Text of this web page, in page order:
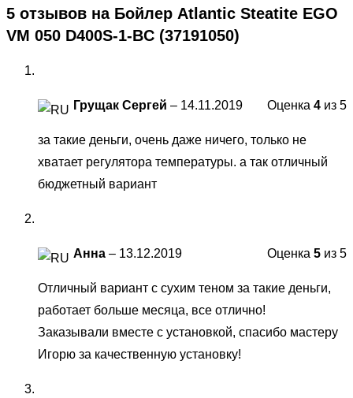
5 отзывов на Бойлер Atlantic Steatite EGO
VM 050 D400S-1-BC (37191050)
Оценка 4 из 5
Грущак Сергей – 14.11.2019
за такие деньги, очень даже ничего, только не
хватает регулятора температуры. а так отличный
бюджетный вариант
Оценка 5 из 5
Анна – 13.12.2019
Отличный вариант с сухим теном за такие деньги,
работает больше месяца, все отлично!
Заказывали вместе с установкой, спасибо мастеру
Игорю за качественную установку!